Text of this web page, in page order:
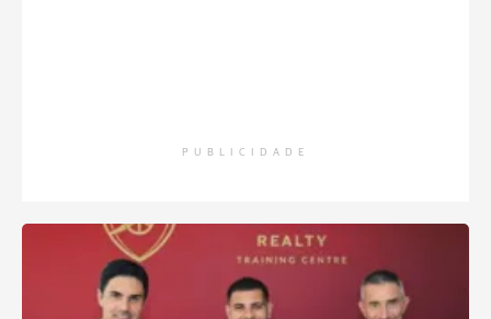
PUBLICIDADE